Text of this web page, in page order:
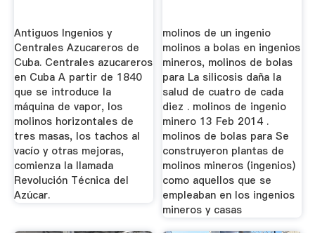
Antiguos Ingenios y
Centrales Azucareros de
Cuba. Centrales azucareros
en Cuba A partir de 1840
que se introduce la
máquina de vapor, los
molinos horizontales de
tres masas, los tachos al
vacío y otras mejoras,
comienza la llamada
Revolución Técnica del
Azúcar.
molinos de un ingenio
molinos a bolas en ingenios
mineros, molinos de bolas
para La silicosis daña la
salud de cuatro de cada
diez . molinos de ingenio
minero 13 Feb 2014 .
molinos de bolas para Se
construyeron plantas de
molinos mineros (ingenios)
como aquellos que se
empleaban en los ingenios
mineros y casas